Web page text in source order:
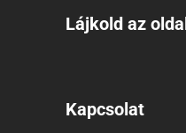
Lájkold az
Kapcsolat